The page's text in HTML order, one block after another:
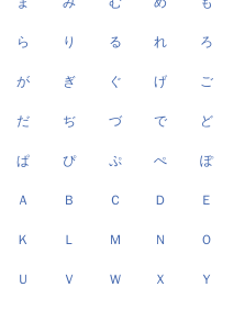
ら り る れ ろ
が ぎ ぐ げ ご
だ ぢ づ で ど
ぱ ぴ ぷ ぺ ぽ
Ａ Ｂ Ｃ Ｄ Ｅ
Ｋ Ｌ Ｍ Ｎ Ｏ
Ｕ Ｖ Ｗ Ｘ Ｙ